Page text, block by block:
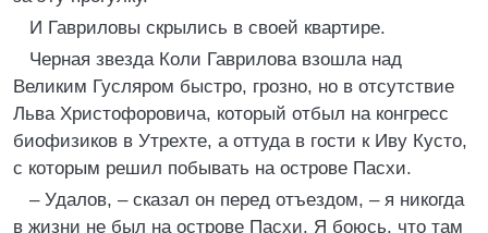
И Гавриловы скрылись в своей квартире.
Черная звезда Коли Гаврилова взошла над
Великим Гусляром быстро, грозно, но в отсутствие
Льва Христофоровича, который отбыл на конгресс
биофизиков в Утрехте, а оттуда в гости к Иву Кусто,
с которым решил побывать на острове Пасхи.
– Удалов, – сказал он перед отъездом, – я никогда
в жизни не был на острове Пасхи. Я боюсь, что там